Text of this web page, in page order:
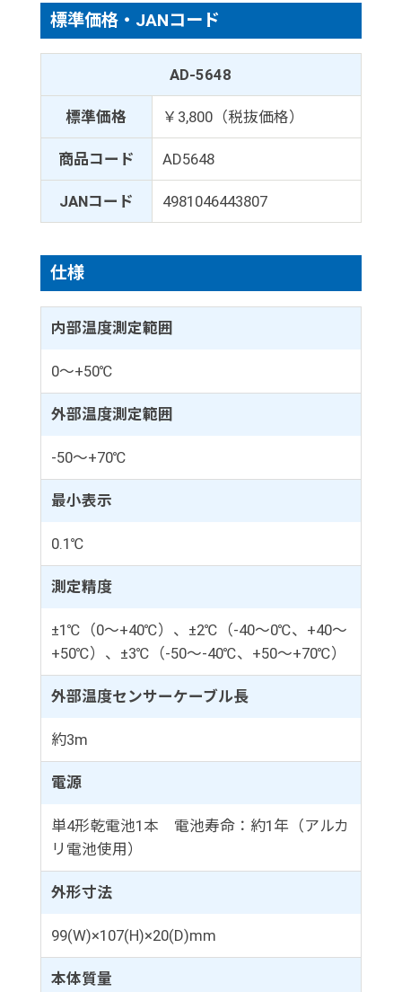
標準価格・JANコード
AD-5648
標準価格 ￥3,800（税抜価格）
商品コード AD5648
JANコード 4981046443807
仕様
内部温度測定範囲
0～+50℃
外部温度測定範囲
-50～+70℃
最小表示
0.1℃
測定精度
±1℃（0～+40℃）、±2℃（-40～0℃、+40～
+50℃）、±3℃（-50～-40℃、+50～+70℃）
外部温度センサーケーブル長
約3m
電源
単4形乾電池1本 電池寿命：約1年（アルカ
リ電池使用）
外形寸法
99(W)×107(H)×20(D)mm
本体質量